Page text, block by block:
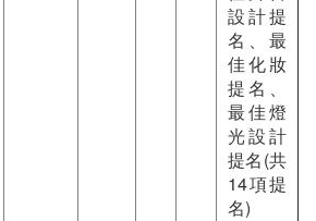
設計提
名、最
佳化妝
提名、
最佳燈
光設計
提名(共
14項提
名)